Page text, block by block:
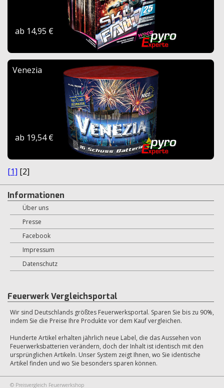
ab 14,95 €
Venezia
ab 19,54 €
[1] [2]
Informationen
Über uns
Presse
Facebook
Impressum
Datenschutz
Feuerwerk Vergleichsportal
Wir sind Deutschlands größtes Feuerwerksportal. Sparen Sie bis zu 90%,
indem Sie die Preise Ihre Produkte vor dem Kauf vergleichen.
Hunderte Artikel erhalten jährlich neue Label, die das Aussehen von
Feuerwerksbatterien verändern, doch der Inhalt ist identisch mit den
ursprünglichen Artikeln. Unser System zeigt Ihnen, wo Sie identische
Artikel finden und wo Sie besonders sparen können.
© Preisvergleich Feuerwerkshop